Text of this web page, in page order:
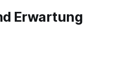
Erwartung